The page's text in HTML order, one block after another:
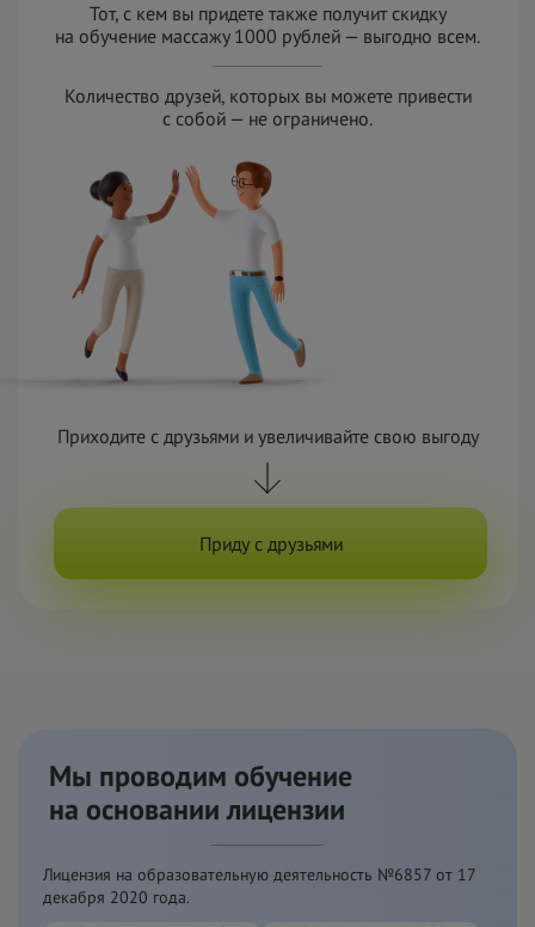
Тот, с кем вы придете также получит скидку
на обучение массажу 1000 рублей — выгодно всем.
Количество друзей, которых вы можете привести
с собой — не ограничено.
Приходите с друзьями и увеличивайте свою выгоду
Приду с друзьями
Мы проводим обучение
на основании лицензии
Лицензия на образовательную деятельность №6857 от 17
декабря 2020 года.